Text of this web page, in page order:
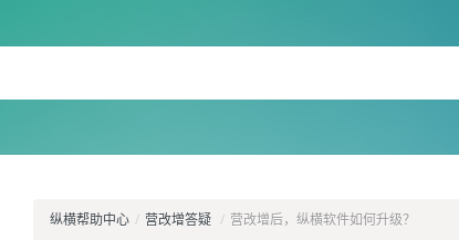
纵横帮助中心 / 营改增答疑 / 营改增后，纵横软件如何升级？